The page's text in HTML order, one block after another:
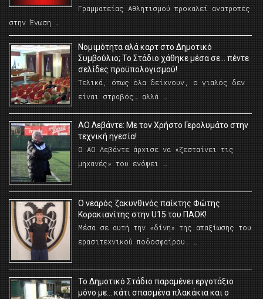
Γραμματείας Αθλητισμού προκαλεί ανατροπές
στην Ένωση …
Νομιμότητα αλά καρτ στο Δημοτικό
Συμβούλιο; Το Στάδιο χάθηκε μέσα σε… πέντε
σελίδες προϋπολογισμού!
Τελικά, όπως όλα δείχνουν, ο γιαλός δεν
είναι στραβός… αλλά …
ΑΟ Λεβάντε: Με τον Χρήστο Γερολυμάτο στην
τεχνική ηγεσία!
Ο ΑΟ Λεβάντε άρχισε να «ζεσταίνει τις
μηχανές» του ενόψει …
O νεαρός ζακυνθινός παίκτης Φώτης
Κορακιανίτης στην U15 του ΠΑΟΚ!
Μέσα σε αυτή την «δίνη» της απαξίωσης του
ερασιτεχνικού ποδοσφαίρου. …
Το Δημοτικό Στάδιο παραμένει εργοτάξιο
μόνο με… κάτι σπασμένα πλακάκια και ο